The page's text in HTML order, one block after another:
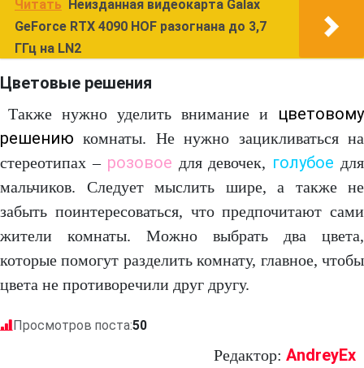
Читать
Неизданная видеокарта Galax
GeForce RTX 4090 HOF разогнана до 3,7
ГГц на LN2
Цветовые решения
Также нужно уделить внимание и цветовому
решению комнаты. Не нужно зацикливаться на
стереотипах – розовое для девочек, голубое для
мальчиков. Следует мыслить шире, а также не
забыть поинтересоваться, что предпочитают сами
жители комнаты. Можно выбрать два цвета,
которые помогут разделить комнату, главное, чтобы
цвета не противоречили друг другу.
Просмотров поста:50
Редактор: AndreyEx